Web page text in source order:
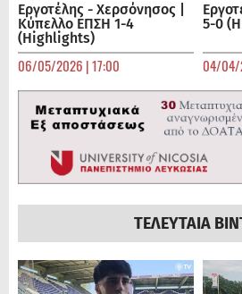
Εργοτέλης - Χερσόνησος |
Κύπελλο ΕΠΣΗ 1-4
(Highlights)
06/05/2026 | 17:00
5-0
04/04/
ΤΕΛΕΥΤΑΙΑ